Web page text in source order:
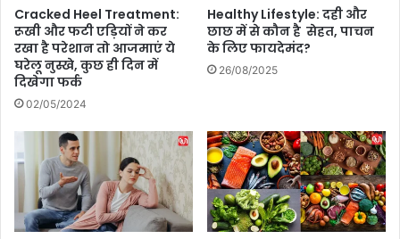
हं
दी
डि
ज़ा
इ
न्स
भ
व
Cracked Heel Treatment:
रूखी और फटी एड़ियों ने कर
रखा है परेशान तो आजमाएं ये
घरेलू नुस्खे, कुछ ही दिन में
दिखेगा फर्क
02/05/2024
Healthy Lifestyle: दही और
छाछ में से कौन है सेहत, पाचन
के लिए फायदेमंद?
26/08/2025